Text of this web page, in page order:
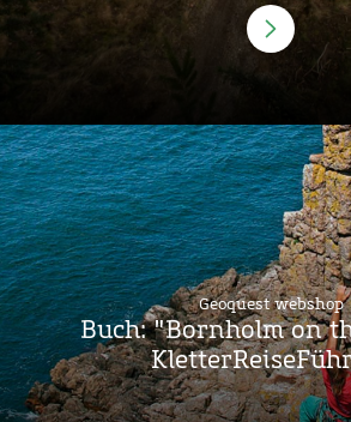
Geoquest webshop
Buch: "Bornholm on